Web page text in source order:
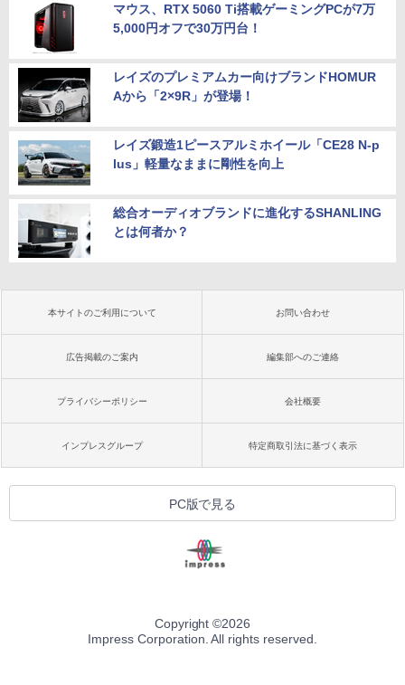
マウス、RTX 5060 Ti搭載ゲーミングPCが7万
5,000円オフで30万円台！
レイズのプレミアムカー向けブランドHOMUR
Aから「2×9R」が登場！
レイズ鍛造1ピースアルミホイール「CE28 N-p
lus」軽量なままに剛性を向上
総合オーディオブランドに進化するSHANLING
とは何者か？
本サイトのご利用について お問い合わせ
広告掲載のご案内 編集部へのご連絡
プライバシーポリシー 会社概要
インプレスグループ 特定商取引法に基づく表示
PC版で見る
Copyright ©2026
Impress Corporation. All rights reserved.